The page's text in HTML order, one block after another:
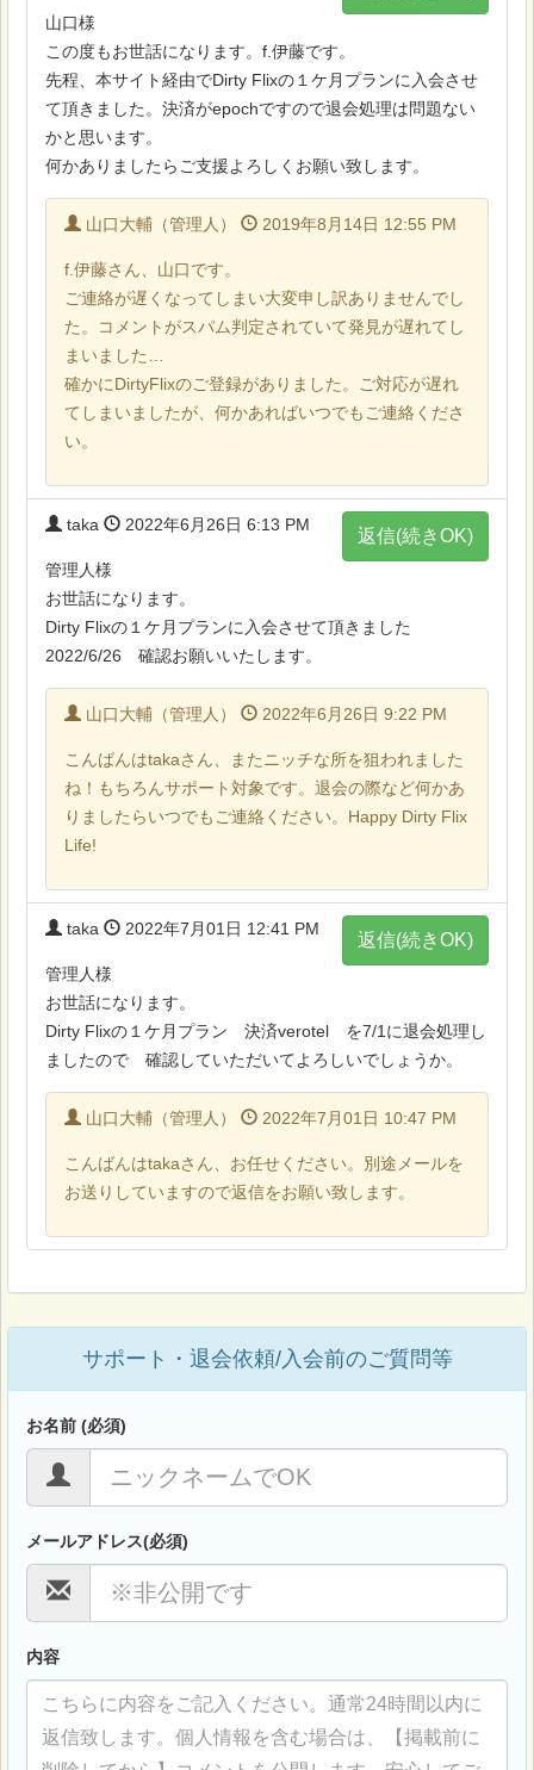
山口様
この度もお世話になります。f.伊藤です。
先程、本サイト経由でDirty Flixの１ケ月プランに入会させ
て頂きました。決済がepochですので退会処理は問題ない
かと思います。
何かありましたらご支援よろしくお願い致します。
山口大輔（管理人） 2019年8月14日 12:55 PM
f.伊藤さん、山口です。
ご連絡が遅くなってしまい大変申し訳ありませんでし
た。コメントがスパム判定されていて発見が遅れてし
まいました…
確かにDirtyFlixのご登録がありました。ご対応が遅れ
てしまいましたが、何かあればいつでもご連絡くださ
い。
返信(続きOK)
taka 2022年6月26日 6:13 PM
管理人様
お世話になります。
Dirty Flixの１ケ月プランに入会させて頂きました
2022/6/26 確認お願いいたします。
山口大輔（管理人） 2022年6月26日 9:22 PM
こんばんはtakaさん、またニッチな所を狙われました
ね！もちろんサポート対象です。退会の際など何かあ
りましたらいつでもご連絡ください。Happy Dirty Flix
Life!
返信(続きOK)
taka 2022年7月01日 12:41 PM
管理人様
お世話になります。
Dirty Flixの１ケ月プラン 決済verotel を7/1に退会処理し
ましたので 確認していただいてよろしいでしょうか。
山口大輔（管理人） 2022年7月01日 10:47 PM
こんばんはtakaさん、お任せください。別途メールを
お送りしていますので返信をお願い致します。
サポート・退会依頼/入会前のご質問等
お名前 (必須)
メールアドレス(必須)
内容